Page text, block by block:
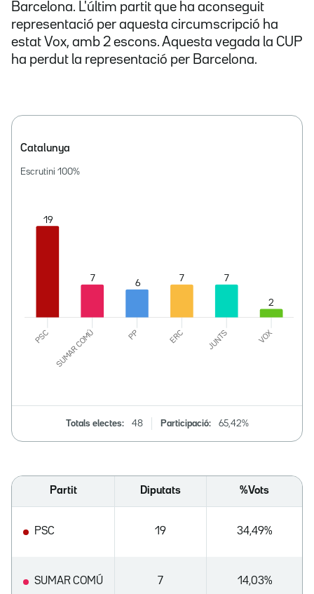
Barcelona. L'últim partit que ha aconseguit
representació per aquesta circumscripció ha
estat Vox, amb 2 escons. Aquesta vegada la CUP
ha perdut la representació per Barcelona.
Catalunya
Escrutini 100%
Totals electes: 48 Participació: 65,42%
Partit Diputats %Vots
PSC 19 34,49%
SUMAR COMÚ 7 14,03%